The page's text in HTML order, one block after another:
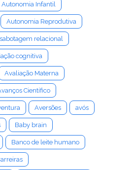
Autonomia Infantil
Autonomia Reprodutiva
relacional
cognitiva
Avaliação Materna
Científico
Aversões avós
Baby brain
Banco de leite humano